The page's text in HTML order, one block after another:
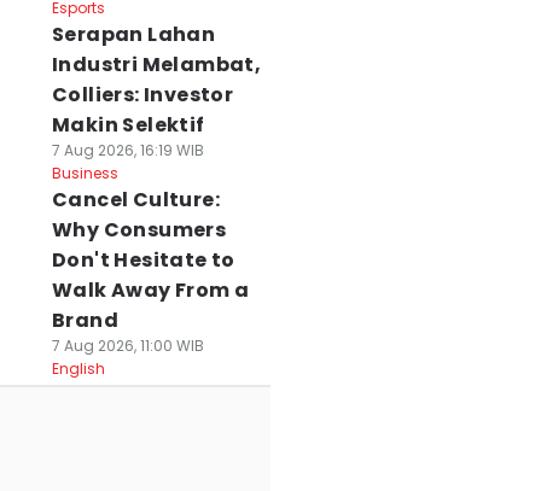
Esports
Serapan Lahan
Industri Melambat,
Colliers: Investor
Makin Selektif
7 Aug 2026, 16:19 WIB
Business
Cancel Culture:
Why Consumers
Don't Hesitate to
Walk Away From a
Brand
7 Aug 2026, 11:00 WIB
English